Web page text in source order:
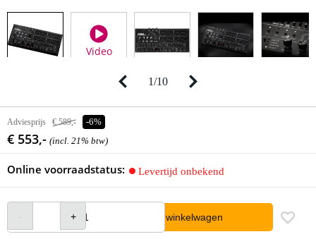
Video
1/10
Adviesprijs € 589,- -6%
€ 553,- (incl. 21% btw)
Online voorraadstatus: Levertijd onbekend
In winkelwagen